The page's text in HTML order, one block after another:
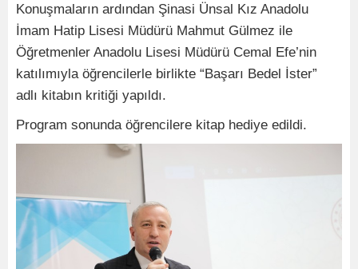
Konuşmaların ardından Şinasi Ünsal Kız Anadolu
İmam Hatip Lisesi Müdürü Mahmut Gülmez ile
Öğretmenler Anadolu Lisesi Müdürü Cemal Efe’nin
katılımıyla öğrencilerle birlikte “Başarı Bedel İster”
adlı kitabın kritiği yapıldı.
Program sonunda öğrencilere kitap hediye edildi.